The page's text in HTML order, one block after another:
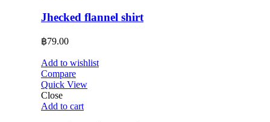
Jhecked flannel shirt
฿79.00
Add to wishlist
Compare
Quick View
Close
Add to cart